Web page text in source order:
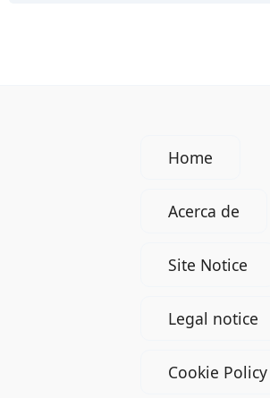
Home
Acerca de
Site Notice
Legal notice
Cookie Policy